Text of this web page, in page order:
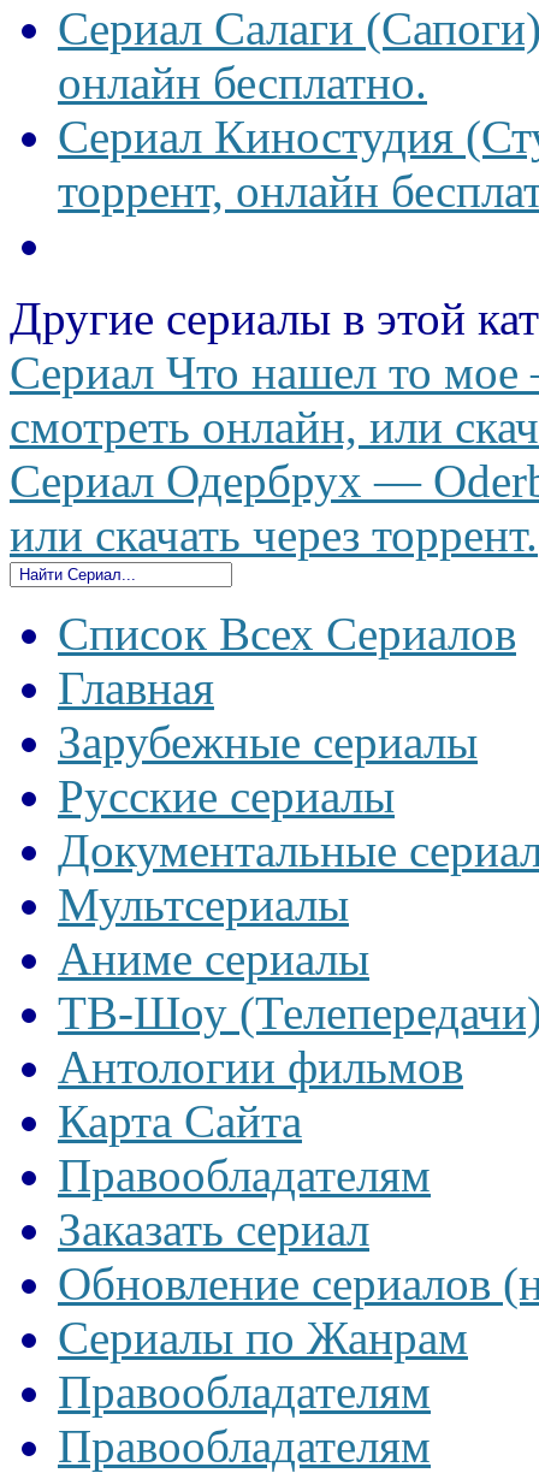
Сериал Салаги
онлайн бесплатно.
Сериал Киностудия
торрент, онлайн
Другие сериалы в этой
Сериал Что нашел то
смотреть онлайн, или
Сериал Одербрух —
или скачать через торрент.
Список Всех Сериалов
Главная
Зарубежные сериалы
Русские сериалы
Документальные
Мультсериалы
Аниме сериалы
ТВ-Шоу
Антологии фильмов
Карта Сайта
Правообладателям
Заказать сериал
Обновление сериалов
Сериалы по Жанрам
Правообладателям
Правообладателям